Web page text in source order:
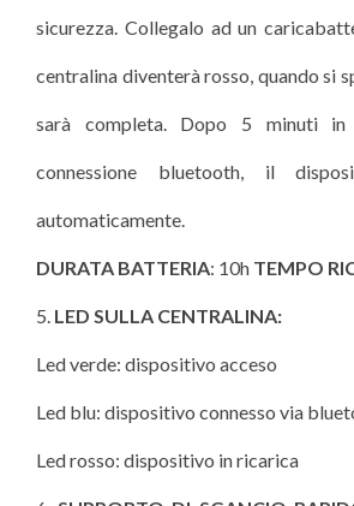
sicurezza. Collegalo ad un
centralina diventerà rosso, quando si
sarà completa. Dopo 5 minuti
connessione bluetooth, il
automaticamente.
DURATA BATTERIA: 10h TEMPO
LED SULLA CENTRALINA:
Led verde: dispositivo acceso
Led blu: dispositivo connesso via
Led rosso: dispositivo in ricarica